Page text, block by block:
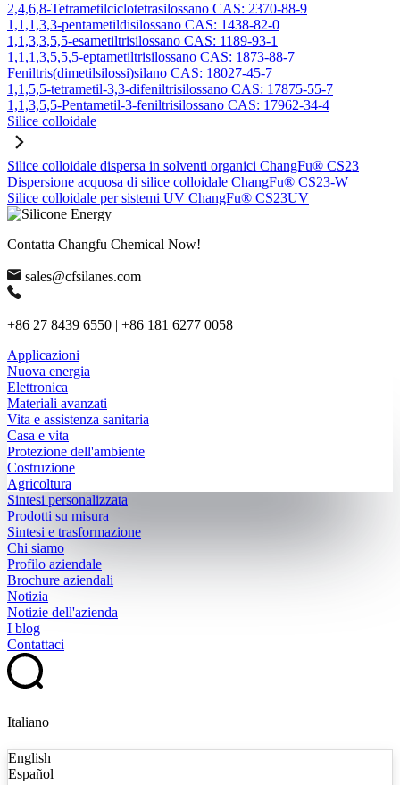
2,4,6,8-Tetrametilciclotetrasilossano CAS: 2370-88-9
1,1,1,3,3-pentametildisilossano CAS: 1438-82-0
1,1,3,3,5,5-esametiltrisilossano CAS: 1189-93-1
1,1,1,3,5,5,5-eptametiltrisilossano CAS: 1873-88-7
Feniltris(dimetilsilossi)silano CAS: 18027-45-7
1,1,5,5-tetrametil-3,3-difeniltrisilossano CAS: 17875-55-7
1,1,3,5,5-Pentametil-3-feniltrisilossano CAS: 17962-34-4
Silice colloidale
Silice colloidale dispersa in solventi organici ChangFu® CS23
Dispersione acquosa di silice colloidale ChangFu® CS23-W
Silice colloidale per sistemi UV ChangFu® CS23UV
Contatta Changfu Chemical Now!
sales@cfsilanes.com
+86 27 8439 6550 | +86 181 6277 0058
Applicazioni
Nuova energia
Elettronica
Materiali avanzati
Vita e assistenza sanitaria
Casa e vita
Protezione dell'ambiente
Costruzione
Agricoltura
Sintesi personalizzata
Prodotti su misura
Sintesi e trasformazione
Chi siamo
Profilo aziendale
Brochure aziendali
Notizia
Notizie dell'azienda
I blog
Contattaci
Italiano
English
Español